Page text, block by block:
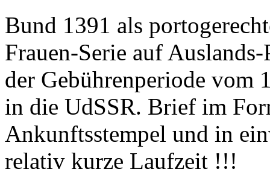
Bund 1391 als
Frauen-Serie auf
der Gebührenperiode vom
in die UdSSR. Brief im
Ankunftsstempel und in
relativ kurze Laufzeit !!!